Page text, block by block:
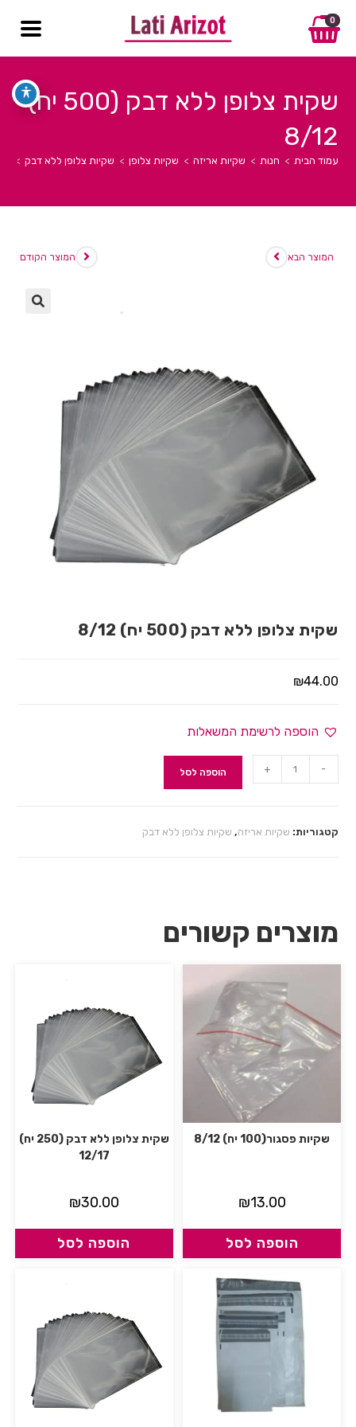
0
שקית צלופן ללא דבק (500 יח)
8/12
עמוד הבית > חנות > שקיות אריזה > שקיות צלופן > שקיות צלופן ללא דבק >
המוצר הקודם המוצר הבא
שקית צלופן ללא דבק (500 יח) 8/12
₪44.00
הוספה לרשימת המשאלות
-
+ הוספה לסל
קטגוריות: שקיות אריזה, שקיות צלופן ללא דבק
מוצרים קשורים
שקיות פסגור(100 יח) 8/12
₪13.00
הוספה לסל
שקית צלופן ללא דבק (250 יח)
12/17
₪30.00
הוספה לסל